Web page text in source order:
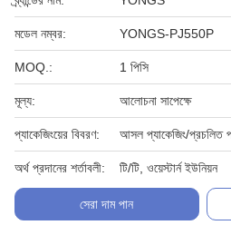
মডেল নম্বর: YONGS-PJ550P
MOQ.: 1 পিসি
মূল্য: আলোচনা সাপেক্ষে
প্যাকেজিংয়ের বিবরণ: আসল প্যাকেজিং/প্রচলিত
অর্থ প্রদানের শর্তাবলী: টি/টি, ওয়েস্টার্ন ইউনিয়ন
সেরা দাম পান